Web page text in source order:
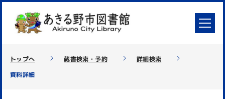
トップへ 蔵書検索・予約
詳細検索
資料詳細